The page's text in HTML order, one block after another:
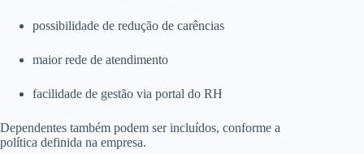
possibilidade de redução de carências
maior rede de atendimento
facilidade de gestão via portal do RH
Dependentes também podem ser incluídos, conforme a
política definida na empresa.